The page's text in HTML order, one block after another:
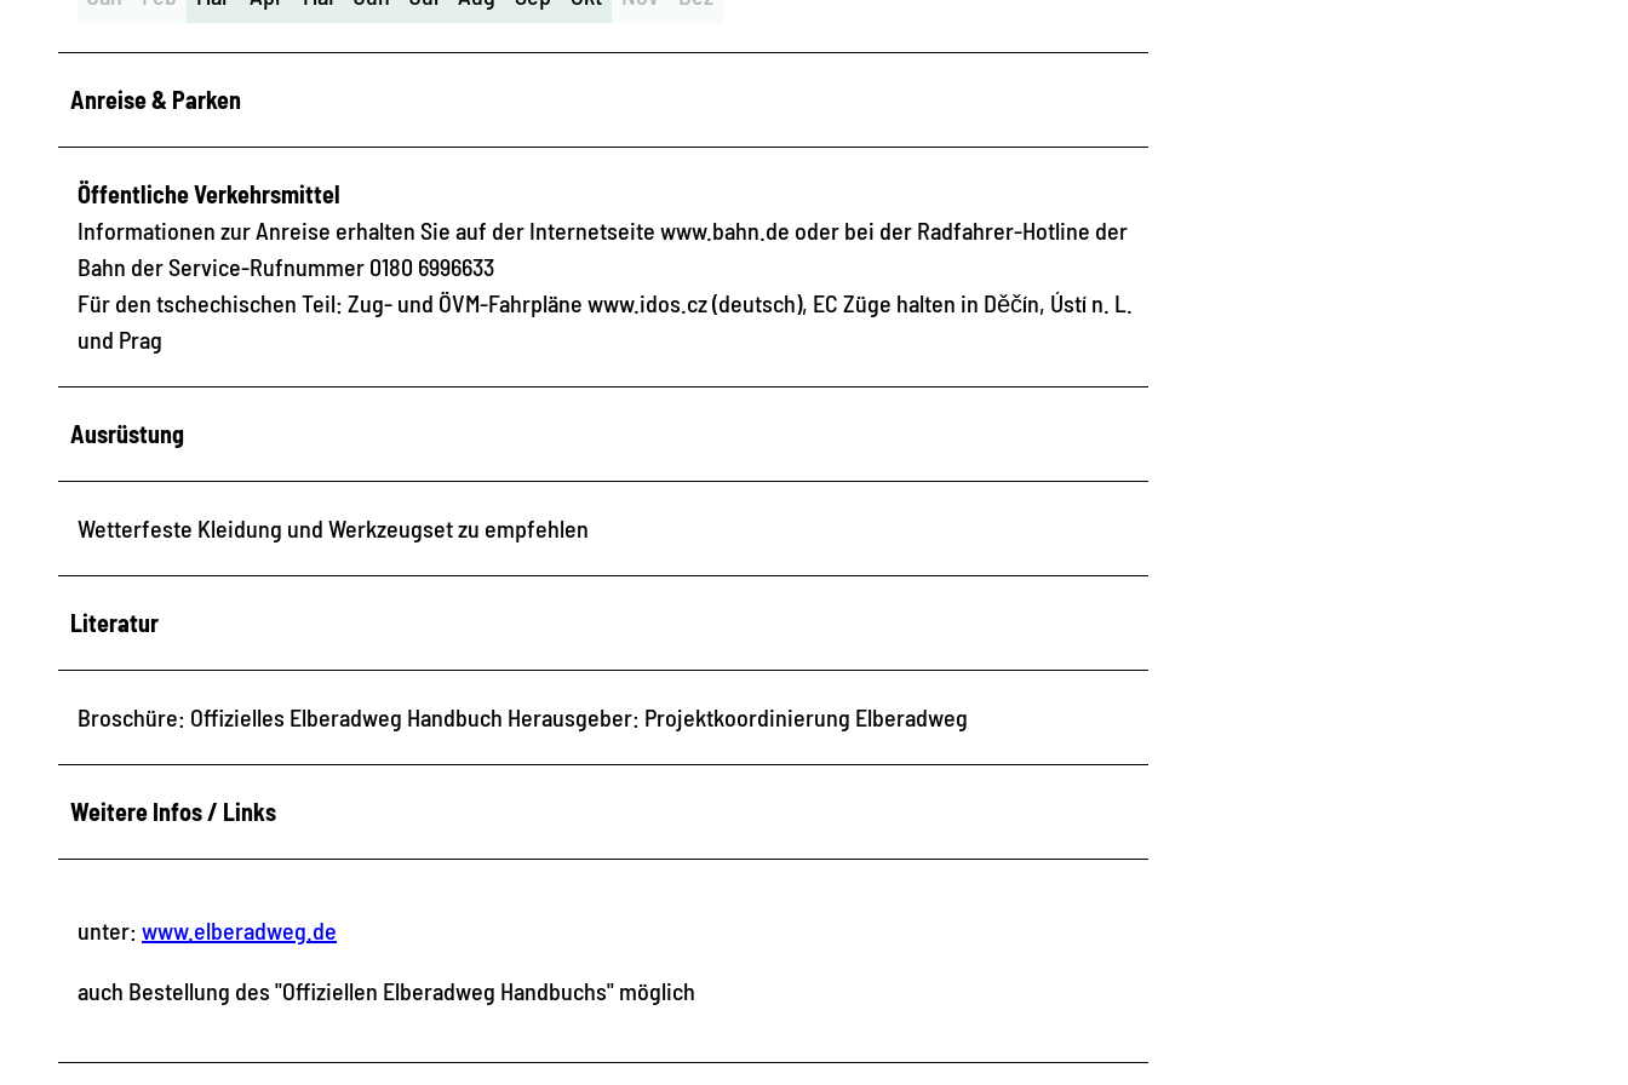
Anreise & Parken
Öffentliche Verkehrsmittel
Informationen zur Anreise erhalten Sie auf der Internetseite www.bahn.de oder bei der Radfahrer-Hotline der
Bahn der Service-Rufnummer 0180 6996633
Für den tschechischen Teil: Zug- und ÖVM-Fahrpläne www.idos.cz (deutsch), EC Züge halten in Děčín, Ústí n. L.
und Prag
Ausrüstung
Wetterfeste Kleidung und Werkzeugset zu empfehlen
Literatur
Broschüre: Offizielles Elberadweg Handbuch Herausgeber: Projektkoordinierung Elberadweg
Weitere Infos / Links
unter: www.elberadweg.de
auch Bestellung des "Offiziellen Elberadweg Handbuchs" möglich